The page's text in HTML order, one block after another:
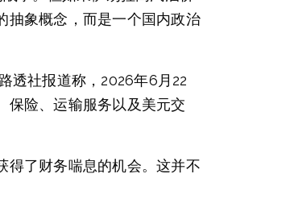
抽象概念，而是一个国内政治
透社报道称，2026年6月22
保险、运输服务以及美元交
得了财务喘息的机会。这并不